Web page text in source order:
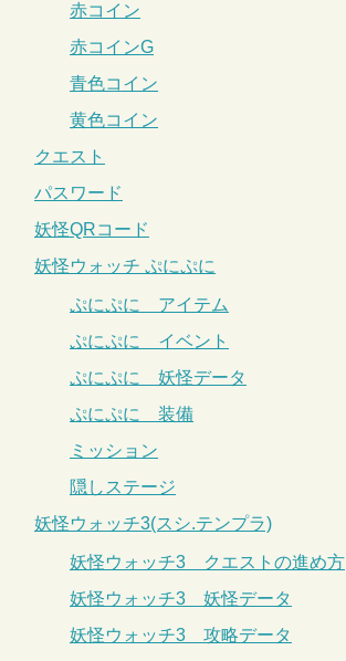
赤コイン
赤コインG
青色コイン
黄色コイン
クエスト
パスワード
妖怪QRコード
妖怪ウォッチ ぷにぷに
ぷにぷに アイテム
ぷにぷに イベント
ぷにぷに 妖怪データ
ぷにぷに 装備
ミッション
隠しステージ
妖怪ウォッチ3(スシ.テンプラ)
妖怪ウォッチ3 クエストの進め方
妖怪ウォッチ3 妖怪データ
妖怪ウォッチ3 攻略データ